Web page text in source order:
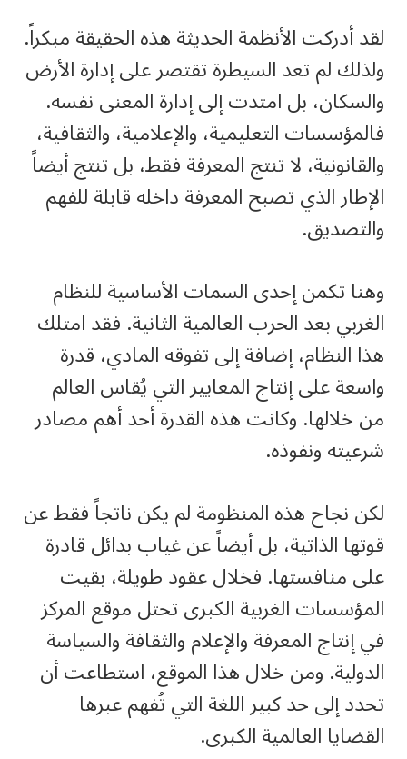
لقد أدركت الأنظمة الحديثة هذه الحقيقة مبكراً.
ولذلك لم تعد السيطرة تقتصر على إدارة الأرض
والسكان، بل امتدت إلى إدارة المعنى نفسه.
فالمؤسسات التعليمية، والإعلامية، والثقافية،
والقانونية، لا تنتج المعرفة فقط، بل تنتج أيضاً
الإطار الذي تصبح المعرفة داخله قابلة للفهم
والتصديق.
وهنا تكمن إحدى السمات الأساسية للنظام
الغربي بعد الحرب العالمية الثانية. فقد امتلك
هذا النظام، إضافة إلى تفوقه المادي، قدرة
واسعة على إنتاج المعايير التي يُقاس العالم
من خلالها. وكانت هذه القدرة أحد أهم مصادر
شرعيته ونفوذه.
لكن نجاح هذه المنظومة لم يكن ناتجاً فقط عن
قوتها الذاتية، بل أيضاً عن غياب بدائل قادرة
على منافستها. فخلال عقود طويلة، بقيت
المؤسسات الغربية الكبرى تحتل موقع المركز
في إنتاج المعرفة والإعلام والثقافة والسياسة
الدولية. ومن خلال هذا الموقع، استطاعت أن
تحدد إلى حد كبير اللغة التي تُفهم عبرها
القضايا العالمية الكبرى.